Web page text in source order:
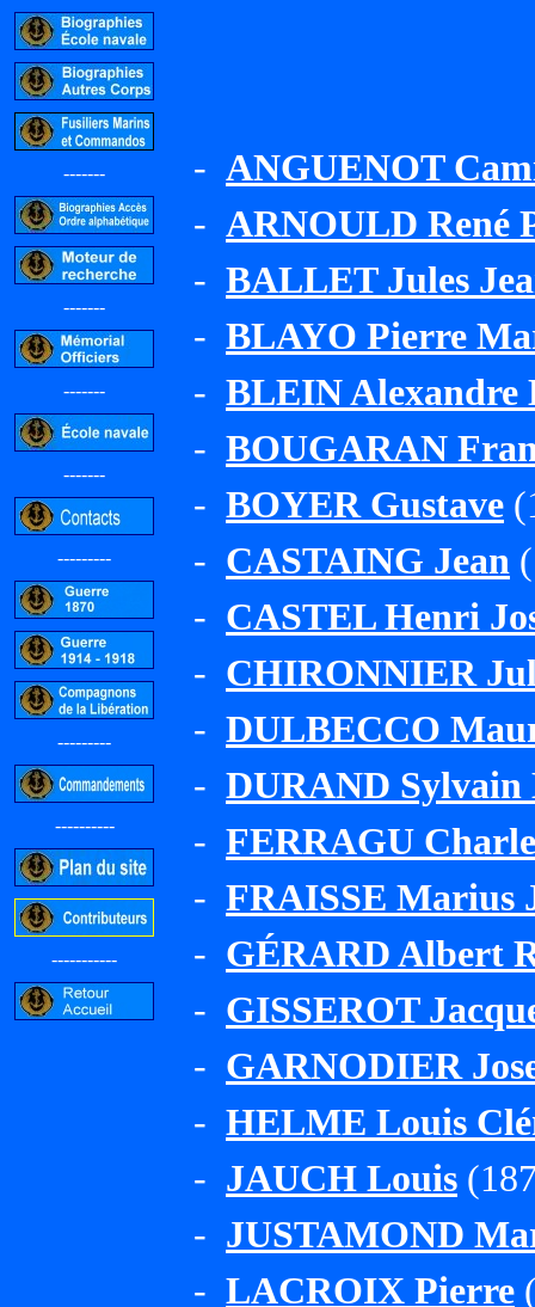
-------
-------
-------
-------
---------
---------
----------
-----------
- ANGUENOT
- ARNOULD René
- BALLET Jules
- BLAYO Pierre
- BLEIN Alexandre
- BOUGARAN
- BOYER Gustave
- CASTAING Jean
- CASTEL Henri
- CHIRONNIER
- DULBECCO
- DURAND Sylvain
- FERRAGU
- FRAISSE Marius
- GÉRARD Albert
- GISSEROT
- GARNODIER
- HELME Louis
- JAUCH Louis
- JUSTAMOND
- LACROIX Pierre